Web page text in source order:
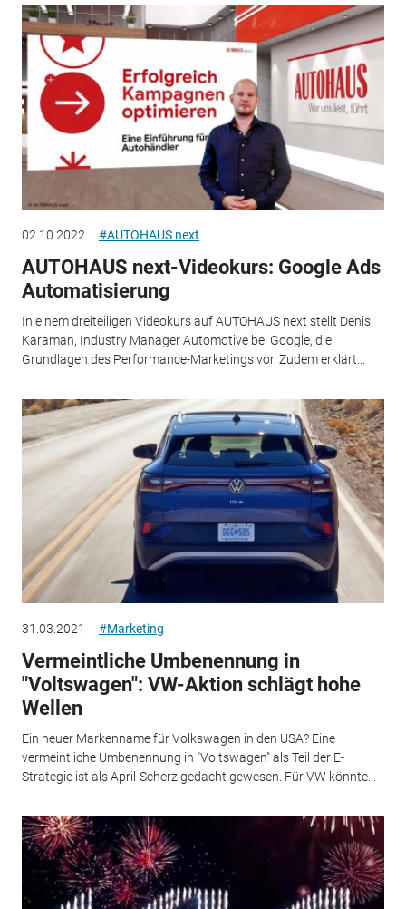
02.10.2022 #AUTOHAUS next
AUTOHAUS next-Videokurs: Google Ads
Automatisierung
In einem dreiteiligen Videokurs auf AUTOHAUS next stellt Denis
Karaman, Industry Manager Automotive bei Google, die
Grundlagen des Performance-Marketings vor. Zudem erklärt...
31.03.2021 #Marketing
Vermeintliche Umbenennung in
"Voltswagen": VW-Aktion schlägt hohe
Wellen
Ein neuer Markenname für Volkswagen in den USA? Eine
vermeintliche Umbenennung in "Voltswagen" als Teil der E-
Strategie ist als April-Scherz gedacht gewesen. Für VW könnte...